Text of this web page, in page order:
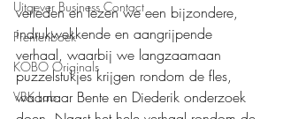
Uitgever Business Contact
Prentenboek
KOBO Originals
VBK Lab
verleden en lezen we een bijzondere,
indrukwekkende en aangrijpende
verhaal, waarbij we langzaamaan
puzzelstukjes krijgen rondom de fles,
waarnaar Bente en Diederik onderzoek